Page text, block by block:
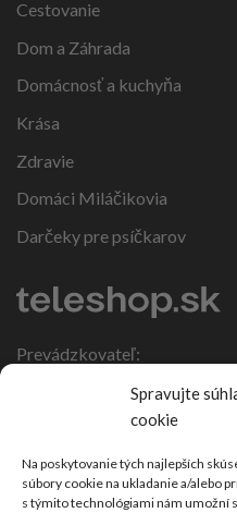
Spravujte
cookie
Na poskytovanie tých najlepších
súbory cookie na ukladanie a/alebo
s týmito technológiami nám umožní
Cestovanie
Dom a Záhrada
Domácnosť a kuchyňa
Krása
Zdravie
Domáci Miláčikovia
Darčeky pre psíčkarov
Prevádzkovateľ:
DIČ: 1086270988
924 01 Galanta
Slovensko